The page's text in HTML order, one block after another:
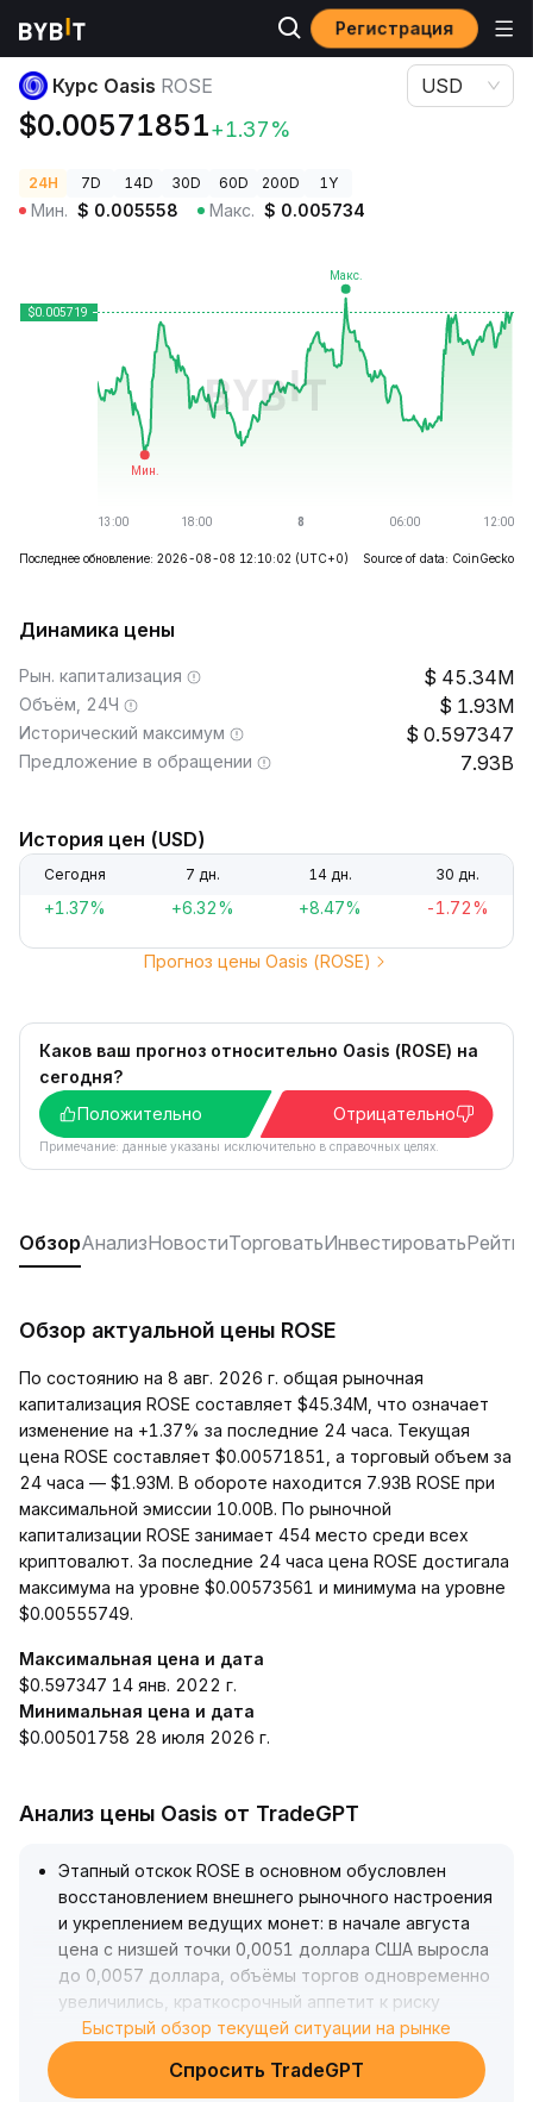
Регистрация
Цены криптовалют Курс Oasis ROSE
Курс Oasis ROSE
$0.00571851+1.37%
USD
24H 7D 14D 30D 60D 200D 1Y
Мин. $ 0.005558 Макс. $ 0.005734
Последнее обновление: 2026-08-08 12:10:02 (UTC+0) Source of data: CoinGecko
Динамика цены
Рын. капитализация 45.34M
Объём, 24Ч 1.93M
Исторический максимум 0.597347
Предложение в обращении 7.93B
История цен (USD)
Сегодня 7 дн. 14 дн. 30 дн.
+1.37% +6.32% +8.47% -1.72%
Прогноз цены Oasis (ROSE)
Каков ваш прогноз относительно Oasis (ROSE) на
сегодня?
Положительно
Отрицательно
Примечание: данные указаны исключительно в справочных целях.
ОбзорАнализНовостиТорговатьИнвестировать
Обзор актуальной цены ROSE
По состоянию на 8 авг. 2026 г. общая рыночная
капитализация ROSE составляет $45.34M, что означает
изменение на +1.37% за последние 24 часа. Текущая
цена ROSE составляет $0.00571851, а торговый объем за
24 часа — $1.93M. В обороте находится 7.93B ROSE при
максимальной эмиссии 10.00B. По рыночной
капитализации ROSE занимает 454 место среди всех
криптовалют. За последние 24 часа цена ROSE достигала
максимума на уровне $0.00573561 и минимума на уровне
$0.00555749.
Максимальная цена и дата
$0.597347 14 янв. 2022 г.
Минимальная цена и дата
$0.00501758 28 июля 2026 г.
Анализ цены Oasis от TradeGPT
Этапный отскок ROSE в основном обусловлен
восстановлением внешнего рыночного настроения
и укреплением ведущих монет: в начале августа
цена с низшей точки 0,0051 доллара США выросла
до 0,0057 доллара, объёмы торгов одновременно
увеличились, краткосрочный аппетит к риску
восстановился, однако потенциал роста
сдерживается макроэкономической
волатильностью и ужесточением глобального
Быстрый обзор текущей ситуации на рынке
Спросить TradeGPT